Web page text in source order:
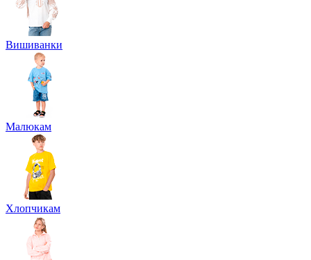
Вишиванки
Малюкам
Хлопчикам